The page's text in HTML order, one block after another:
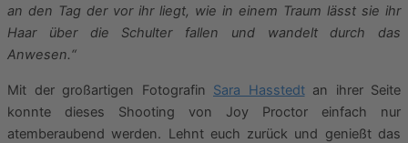
an den Tag der vor ihr liegt, wie in einem Traum lässt sie ihr
Haar über die Schulter fallen und wandelt durch das
Anwesen.“
Mit der großartigen Fotografin Sara Hasstedtan ihrer Seite
konnte dieses Shooting von Joy Proctor einfach nur
atemberaubend werden. Lehnt euch zurück und genießt das